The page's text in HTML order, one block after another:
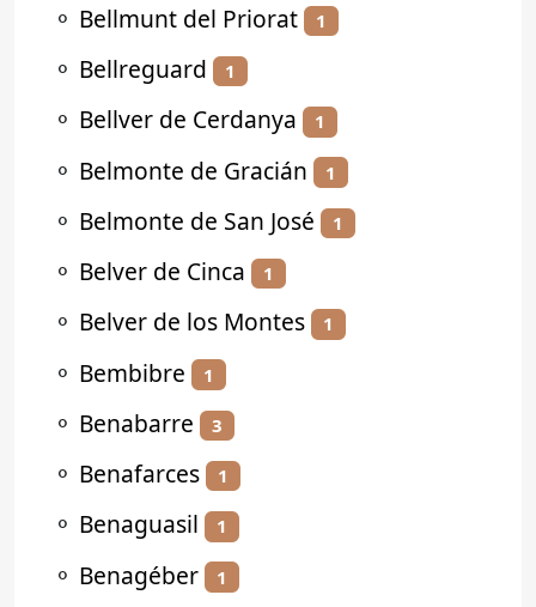
⚬ Bellmunt del Priorat 1
⚬ Bellreguard 1
⚬ Bellver de Cerdanya 1
⚬ Belmonte de Gracián 1
⚬ Belmonte de San José 1
⚬ Belver de Cinca 1
⚬ Belver de los Montes 1
⚬ Bembibre 1
⚬ Benabarre 3
⚬ Benafarces 1
⚬ Benaguasil 1
⚬ Benagéber 1